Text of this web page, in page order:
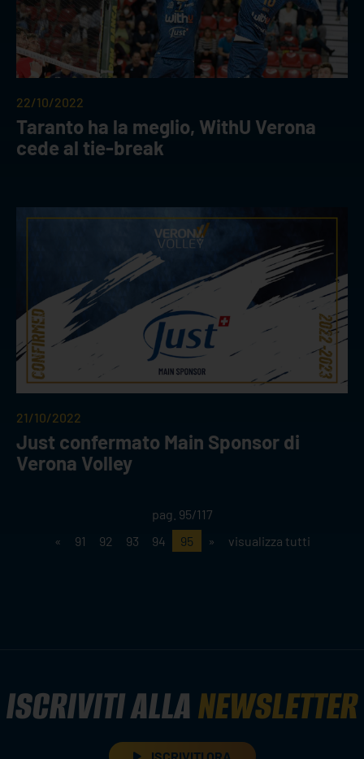
22/10/2022
Taranto ha la meglio, WithU Verona
cede al tie-break
21/10/2022
Just confermato Main Sponsor di
Verona Volley
pag. 95/117
«
91 92 93 94 95 » visualizza tutti
ISCRIVITI ALLANEWSLETTER